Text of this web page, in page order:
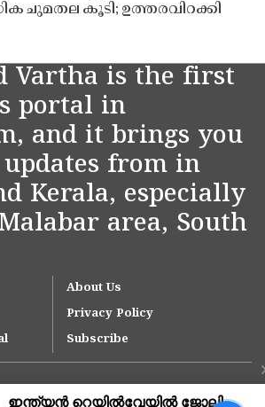
ചുമതല കൂടി; ഉത്തരവിറക്കി
Vartha is the first
portal in
and it brings you
from in
Kerala, especially
area, South
About Us
Privacy Policy
Subscribe